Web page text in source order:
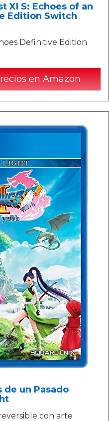
XI S: Echoes of an
Edition Switch
Definitive Edition
en Amazon
de un Pasado
con arte